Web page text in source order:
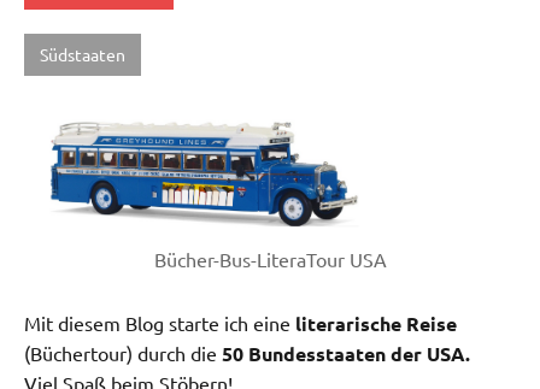
Südstaaten
Bücher-Bus-LiteraTour USA
Mit diesem Blog starte ich eine literarische Reise
(Büchertour) durch die 50 Bundesstaaten der USA.
Viel Spaß beim Stöbern!